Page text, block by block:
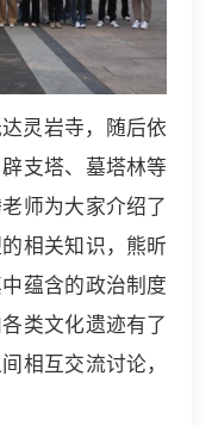
灵岩寺，随后依
支塔、墓塔林等
师为大家介绍了
相关知识，熊昕
蕴含的政治制度
类文化遗迹有了
相互交流讨论，